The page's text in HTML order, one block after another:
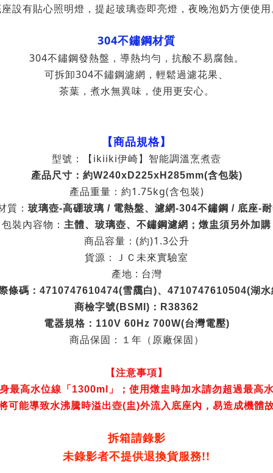
設有貼心照明燈，提起玻璃壺即亮燈，夜晚泡奶方便使用
304不鏽鋼材質
304不鏽鋼發熱盤，導熱均勻，抗酸不易腐蝕。
可拆卸304不鏽鋼濾網，輕鬆過濾花果、
茶葉，煮水無異味，使用更安心。
【商品規格】
型號：
【ikiiki伊崎】智能調溫烹煮壼
產品尺寸： 約W240xD225xH285mm(含包裝)
產品重量：約1.75kg(含包裝)
質： 玻璃壺-高硼玻璃 / 電熱盤、濾網-304不鏽鋼 / 底座-
包裝內容物： 主體、玻璃壺、不鏽鋼濾網；燉盅須另外加購
商品容量：(約)1.3公升
貨源：ＪＣ未來實驗室
產地 : 台灣
條碼： 4710747610474(雪靄白)、 4710747610504(湖水
商檢字號(BSMI) ： R38362
電器規格： 110V 60Hz 700W(台灣電壓)
商品保固：１年（原廠保固）
【注意事項】
最高水位線「 1300ml 」；使用燉盅時加水請勿超過最高
可能導致水沸騰時溢出壺(盅)外流入底座內，易造成機體故
拆箱請錄影
未錄影者不提供退換貨服務!!